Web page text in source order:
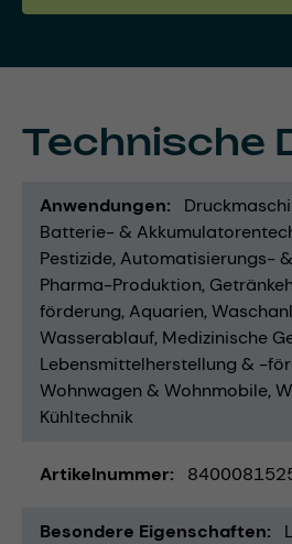
Technische
Anwendungen
Batterie- &
Pestizide Automatisierungs-
Pharma-Produktion
förderung Aquarien
Wasserablauf Medizinische
Lebensmittelherstellung & -
Wohnwagen & Wohnmobile
Kühltechnik
Artikelnummer
Besondere Eigenschaften